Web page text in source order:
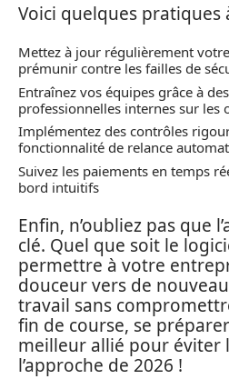
Voici quelques pratiques
Mettez à jour régulièrement
prémunir contre les failles de
Entraînez vos équipes grâce à
professionnelles internes sur les
Implémentez des contrôles
fonctionnalité de relance
Suivez les paiements en temps
bord intuitifs
Enfin, n’oubliez pas que
clé. Quel que soit le
permettre à votre
douceur vers de
travail sans
fin de course, se
meilleur allié pour éviter
l’approche de 2026 !